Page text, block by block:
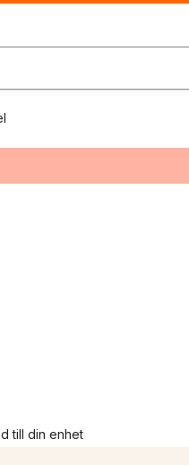
till din enhet